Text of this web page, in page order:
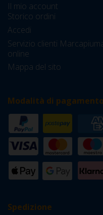
Il mio account
Storico ordini
Accedi
Servizio clienti
online
Mappa del sito
Modalità di pagamento
Spedizione